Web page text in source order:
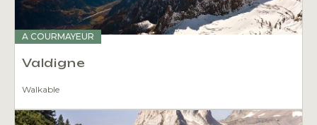
A COURMAYEUR
Valdigne
Walkable